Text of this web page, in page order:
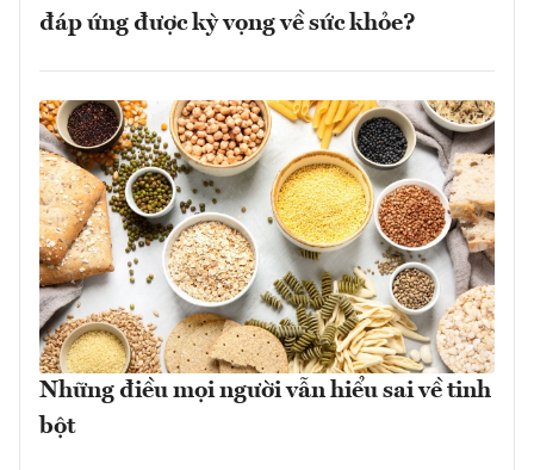
đáp ứng được kỳ vọng về sức khỏe?
Những điều mọi người vẫn hiểu sai về tinh
bột